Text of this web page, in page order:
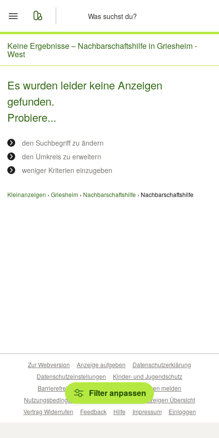
Start
Merkliste
Nachrichten
Anzeige aufgeben
Keine Ergebnisse – Nachbarschaftshilfe in Griesheim -
West
Es wurden leider keine Anzeigen
gefunden.
Probiere...
den Suchbegriff zu ändern
den Umkreis zu erweitern
weniger Kriterien einzugeben
Kleinanzeigen Griesheim Nachbarschaftshilfe Nachbarschaftshilfe
Filter anpassen
Zur Webversion Anzeige aufgeben
Datenschutzerklärung
Datenschutzeinstellungen
Kinder- und Jugendschutz
Barrierefreiheitserklärung
Sicherheitslücken melden
Nutzungsbedingungen
Beliebte Suchen
Anzeigen Übersicht
Vertrag Widerrufen
Feedback Hilfe Impressum Einloggen